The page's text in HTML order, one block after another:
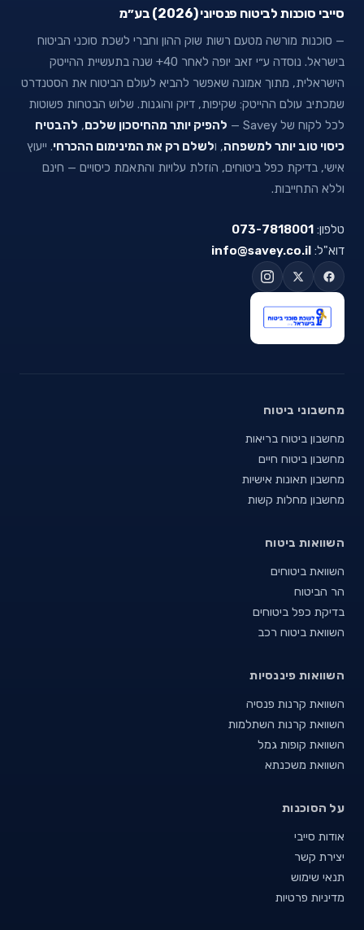
סייבי סוכנות לביטוח פנסיוני (2026) בע״מ
— סוכנות מורשה מטעם רשות שוק ההון וחברי לשכת סוכני הביטוח
בישראל. נוסדה ע״י זאב יופה לאחר 40+ שנה בתעשיית ההייטק
הישראלית, מתוך אמונה שאפשר להביא לעולם הביטוח את הסטנדרט
שמכתיב עולם ההייטק: שקיפות, דיוק והוגנות. שלוש הבטחות פשוטות
לכל לקוח של Savey —
להפיק יותר מהחיסכון שלכם, להבטיח
כיסוי טוב יותר למשפחה, ולשלם רק את המינימום ההכרחי. ייעוץ
אישי, בדיקת כפל ביטוחים, הוזלת עלויות והתאמת כיסויים — חינם
וללא התחייבות.
טלפון: 073-7818001
דוא"ל: info@savey.co.il
מחשבוני ביטוח
מחשבון ביטוח בריאות
מחשבון ביטוח חיים
מחשבון תאונות אישיות
מחשבון מחלות קשות
השוואות ביטוח
השוואת ביטוחים
הר הביטוח
בדיקת כפל ביטוחים
השוואת ביטוח רכב
השוואות פיננסיות
השוואת קרנות פנסיה
השוואת קרנות השתלמות
השוואת קופות גמל
השוואת משכנתא
על הסוכנות
אודות סייבי
יצירת קשר
תנאי שימוש
מדיניות פרטיות